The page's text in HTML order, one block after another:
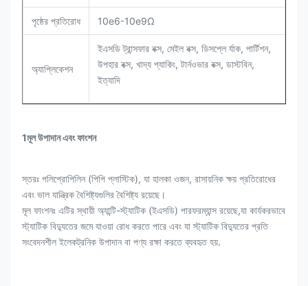
পৃষ্ঠের প্রতিরোধ 10e6-10e9Ω
অ্যাপ্লিকেশন
ইএসডি ট্রান্সফার বক্স, মেইল বক্স, ডিসপ্লে র্যাক, পার্টিশন,
উপহার বক্স, খাদ্য প্যাকিং, টার্নওভার বক্স, ডাস্টবিন,
ইত্যাদি
1মূল উপাদান এবং ফাংশন
স্তরঃ পলিপ্রোপিলিন (পিপি প্লাস্টিক), যা হালকা ওজন, রাসায়নিক ক্ষয় প্রতিরোধের
এবং ভাল যান্ত্রিক বৈশিষ্ট্যগুলির বৈশিষ্ট্য রয়েছে।
মূল ফাংশনঃ এটির স্থায়ী অ্যান্টি-স্ট্যাটিক (ইএসডি) পারফরম্যান্স রয়েছে,যা কার্যকরভাবে
স্ট্যাটিক বিদ্যুতের জমে যাওয়া রোধ করতে পারে এবং যা স্ট্যাটিক বিদ্যুতের প্রতি
সংবেদনশীল ইলেকট্রনিক উপাদান বা পণ্য রক্ষা করতে ব্যবহৃত হয়.